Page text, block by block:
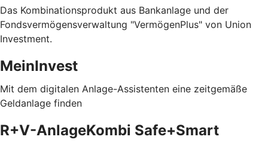
Das Kombinationsprodukt aus Bankanlage und der
Fondsvermögensverwaltung "VermögenPlus" von Union
Investment.
MeinInvest
Mit dem digitalen Anlage-Assistenten eine zeitgemäße
Geldanlage finden
R+V-AnlageKombi Safe+Smart